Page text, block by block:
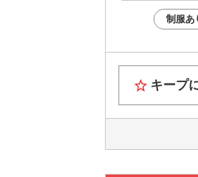
制服あ
キープ